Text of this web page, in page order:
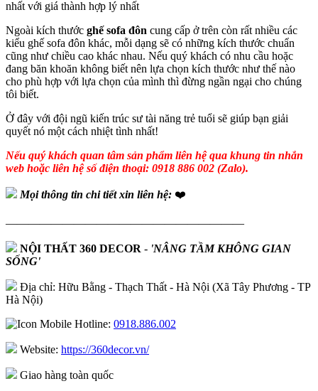
nhất với giá thành hợp lý nhất
Ngoài kích thước ghế sofa đôn cung cấp ở trên còn rất nhiều các
kiểu ghế sofa đôn khác, mỗi dạng sẽ có những kích thước chuẩn
cũng như chiều cao khác nhau. Nếu quý khách có nhu cầu hoặc
đang băn khoăn không biết nên lựa chọn kích thước như thế nào
cho phù hợp với lựa chọn của mình thì đừng ngần ngại cho chúng
tôi biết.
Ở đây với đội ngũ kiến trúc sư tài năng trẻ tuổi sẽ giúp bạn giải
quyết nó một cách nhiệt tình nhất!
Nếu quý khách quan tâm sản phẩm liên hệ qua khung tin nhắn
web hoặc liên hệ số điện thoại: 0918 886 002 (Zalo).
Mọi thông tin chi tiết xin liên hệ: ❤️
—————————————————————
NỘI THẤT 360 DECOR - 'NÂNG TẦM KHÔNG GIAN
SỐNG'
Địa chỉ: Hữu Bằng - Thạch Thất - Hà Nội (Xã Tây Phương - TP
Hà Nội)
Hotline: 0918.886.002
Website: https://360decor.vn/
Giao hàng toàn quốc